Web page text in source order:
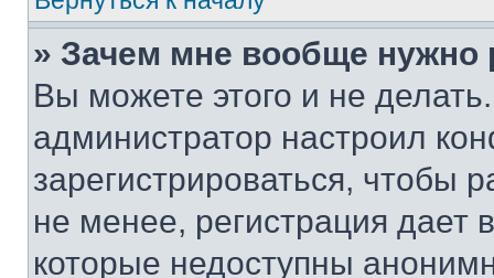
» Зачем мне вообще нужно
Вы можете этого и не
администратор настроил
зарегистрироваться, чтобы
не менее, регистрация
которые недоступны